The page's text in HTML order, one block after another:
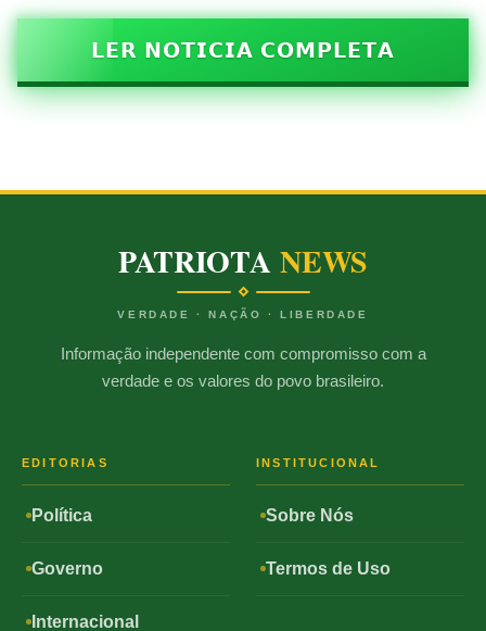
𝗟𝗘𝗥 𝗡𝗢𝗧𝗜𝗖𝗜𝗔 𝗖𝗢𝗠𝗣𝗟𝗘𝗧𝗔
PATRIOTANEWS
VERDADE · NAÇÃO · LIBERDADE
Informação independente com compromisso com a
verdade e os valores do povo brasileiro.
EDITORIAS
Política
Governo
Internacional
INSTITUCIONAL
Sobre Nós
Termos de Uso